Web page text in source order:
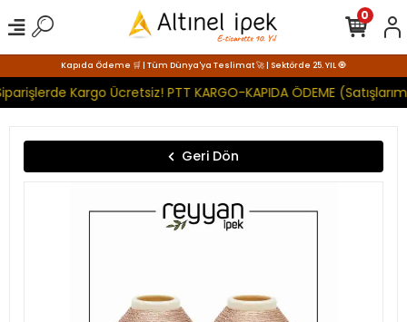
Kapıda Ödeme 🛒 | Tüm Dünya'ya Teslimat 🚀 | Sektörde 25. YIL 🧿
Kargo Ücretsiz! PTT KARGO-KAPIDA ÖDEME
0
Geri Dön